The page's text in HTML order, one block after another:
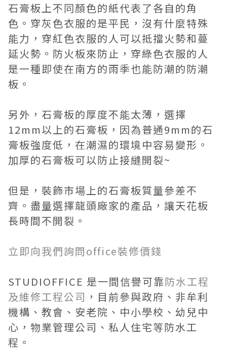
石膏板上不同顏色的紙代表了各自的角
色。穿灰色衣服的是平民，沒有什麼特殊
能力，穿紅色衣服的人可以抵擋火勢和蔓
延火勢。防火板來防止，穿綠色衣服的人
是一種即使在南方的雨季也能防潮的防潮
板。
另外，石膏板的厚度不能太薄，選擇
12mm以上的石膏板，因為普通9mm的石
膏板強度低，在潮濕的環境中容易變形。
加厚的石膏板可以防止接縫開裂~
但是，裝飾市場上的石膏板質量參差不
齊。盡量選擇龍頭廠家的產品，讓天花板
長時間不開裂。
立即向我們詢問office裝修價錢
STUDIOFFICE 是一間信譽可靠防水工程
及維修工程公司 ，目前參與政府、非牟利
機構、教會、安老院、中小學校、幼兒中
心，物業管理公司、私人住宅等防水工
程。